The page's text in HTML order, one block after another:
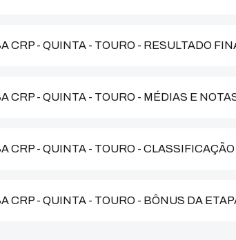
CRP - QUINTA - TOURO - RESULTADO
CRP - QUINTA - TOURO - MÉDIAS E
CRP - QUINTA - TOURO -
CRP - QUINTA - TOURO - BÔNUS DA